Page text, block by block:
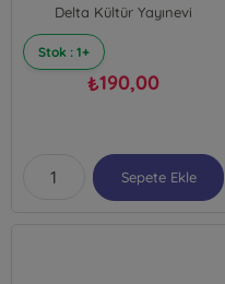
Delta Kültür Yayınevi
Stok : 1+
₺190,00
Sepete Ekle